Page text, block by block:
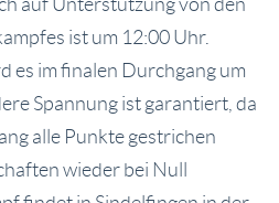
auf Unterstützung von den
ist um 12:00 Uhr.
es im finalen Durchgang um
Spannung ist garantiert, da
alle Punkte gestrichen
wieder bei Null